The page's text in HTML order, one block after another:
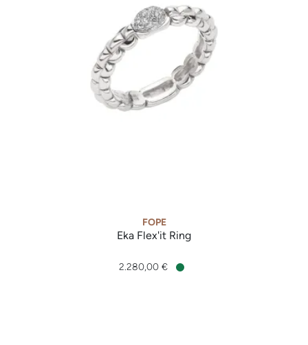
FOPE
Eka Flex'it Ring
2.280,00 €